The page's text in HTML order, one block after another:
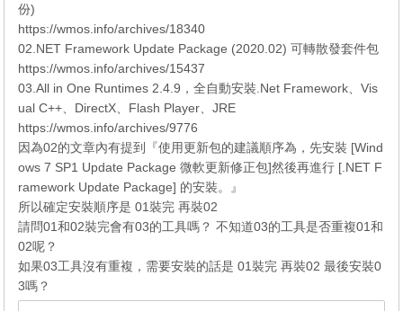
份)
https://wmos.info/archives/18340
02.NET Framework Update Package (2020.02) 可轉散發套件包
https://wmos.info/archives/15437
03.All in One Runtimes 2.4.9，全自動安裝.Net Framework、Vis
ual C++、DirectX、Flash Player、JRE
https://wmos.info/archives/9776
因為02的文章內有提到『使用更新包的建議順序為，先安裝 [Wind
ows 7 SP1 Update Package 微軟更新修正包]然後再進行 [.NET F
ramework Update Package] 的安裝。』
所以確定安裝順序是 01裝完 再裝02
請問01和02裝完會有03的工具嗎？ 不知道03的工具是否重複01和
02呢？
如果03工具沒有重複，需要安裝的話是 01裝完 再裝02 最後安裝0
3嗎？